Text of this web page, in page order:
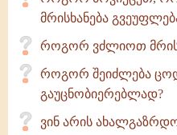
მრისხანება
როგორ ვძლიოთ
როგორ შეიძლება
გაუცნობიერებლად?
ვინ არის